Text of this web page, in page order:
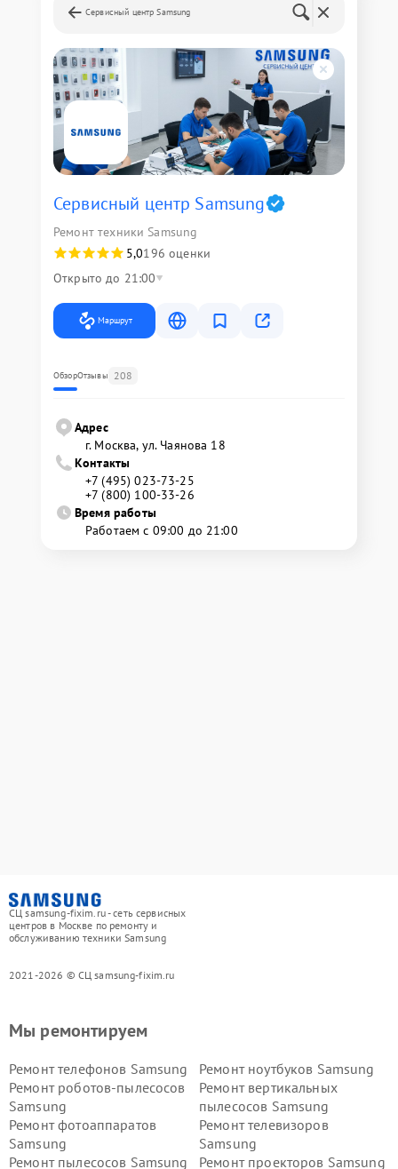
Сервисный центр Samsung
Сервисный центр Samsung
Ремонт техники Samsung
5,0196 оценки
Открыто до 21:00
Маршрут
ОбзорОтзывы 208
Адрес
г. Москва, ул. Чаянова 18
Контакты
+7 (495) 023-73-25
+7 (800) 100-33-26
Время работы
Работаем с 09:00 до 21:00
СЦ samsung-fixim.ru - сеть сервисных
центров в Москве по ремонту и
обслуживанию техники Samsung
2021-2026 © СЦ samsung-fixim.ru
Мы ремонтируем
Ремонт телефонов Samsung
Ремонт ноутбуков Samsung
Ремонт роботов-пылесосов
Samsung
Ремонт вертикальных
пылесосов Samsung
Ремонт фотоаппаратов
Samsung
Ремонт телевизоров
Samsung
Ремонт пылесосов Samsung
Ремонт проекторов Samsung